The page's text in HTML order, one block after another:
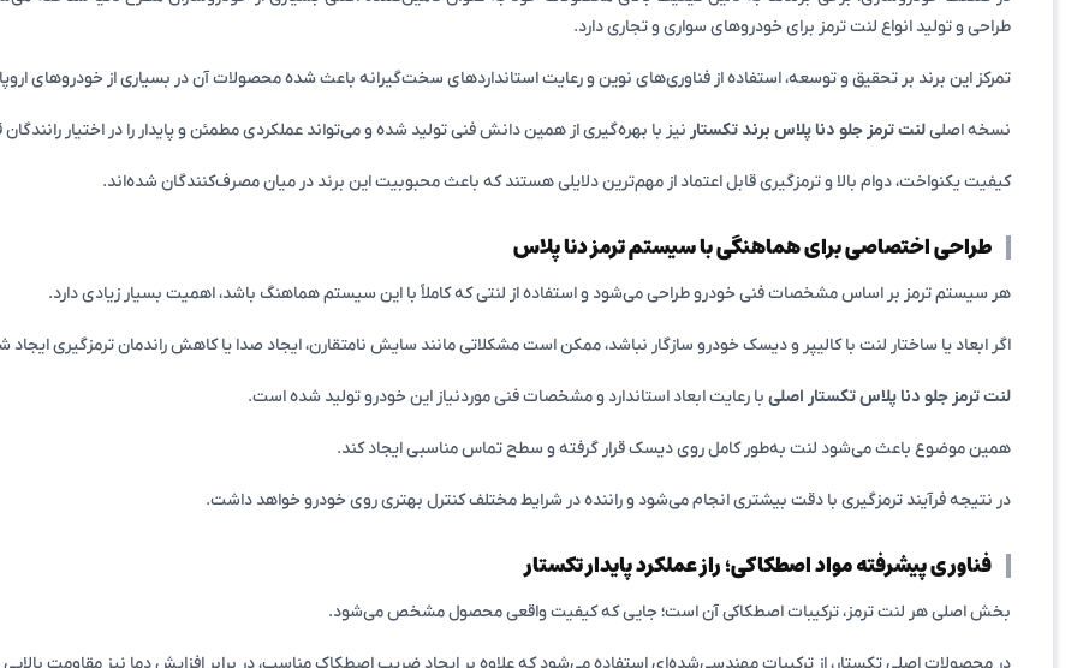
طراحی و تولید انواع لنت ترمز برای خودروهای سواری و تجاری دارد.
تمرکز این برند بر تحقیق و توسعه، استفاده از فناوری‌های نوین و رعایت استانداردهای سخت‌گیرانه باعث شده محصولات آن در بسیاری از خودروهای
نسخه اصلیلنت ترمز جلو دنا پلاس برند تکستار نیز با بهره‌گیری از همین دانش فنی تولید شده و می‌تواند عملکردی مطمئن و پایدار را در اختیار رانندگان
کیفیت یکنواخت، دوام بالا و ترمزگیری قابل اعتماد از مهم‌ترین دلایلی هستند که باعث محبوبیت این برند در میان مصرف‌کنندگان شده‌اند.
طراحی اختصاصی برای هماهنگی با سیستم ترمز دنا پلاس
هر سیستم ترمز بر اساس مشخصات فنی خودرو طراحی می‌شود و استفاده از لنتی که کاملاً با این سیستم هماهنگ باشد، اهمیت بسیار زیادی دارد.
اگر ابعاد یا ساختار لنت با کالیپر و دیسک خودرو سازگار نباشد، ممکن است مشکلاتی مانند سایش نامتقارن، ایجاد صدا یا کاهش راندمان ترمزگیری ایجاد
لنت ترمز جلو دنا پلاس تکستار اصلی با رعایت ابعاد استاندارد و مشخصات فنی موردنیاز این خودرو تولید شده است.
همین موضوع باعث می‌شود لنت به‌طور کامل روی دیسک قرار گرفته و سطح تماس مناسبی ایجاد کند.
در نتیجه فرآیند ترمزگیری با دقت بیشتری انجام می‌شود و راننده در شرایط مختلف کنترل بهتری روی خودرو خواهد داشت.
فناوری پیشرفته مواد اصطکاکی؛ راز عملکرد پایدار تکستار
بخش اصلی هر لنت ترمز، ترکیبات اصطکاکی آن است؛ جایی که کیفیت واقعی محصول مشخص می‌شود.
در محصولات اصلی تکستار، از ترکیبات مهندسی‌شده‌ای استفاده می‌شود که علاوه بر ایجاد ضریب اصطکاک مناسب، در برابر افزایش دما نیز مقاومت بالایی